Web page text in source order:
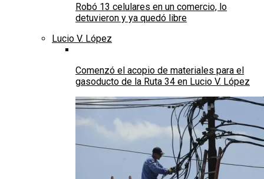
Robó 13 celulares en un comercio, lo
detuvieron y ya quedó libre
Lucio V. López
Comenzó el acopio de materiales para el
gasoducto de la Ruta 34 en Lucio V. López